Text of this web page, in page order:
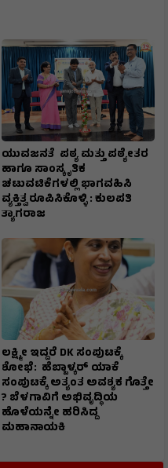
ಯುವಜನತೆ ಪಠ್ಯ ಮತ್ತು ಪಠ್ಯೇತರ
ಹಾಗೂ ಸಾಂಸ್ಕೃತಿಕ
ಚಟುವಟಿಕೆಗಳಲ್ಲಿ ಭಾಗವಹಿಸಿ
ವ್ಯಕ್ತಿತ್ವ ರೂಪಿಸಿಕೊಳ್ಳಿ : ಕುಲಪತಿ
ತ್ಯಾಗರಾಜ
ಲಕ್ಷ್ಮೀ ಇದ್ದರೆ DK ಸಂಪುಟಕ್ಕೆ
ಶೋಭೆ: ಹೆಬ್ಬಾಳ್ಕರ್ ಯಾಕೆ
ಸಂಪುಟಕ್ಕೆ ಅತ್ಯಂತ ಅವಶ್ಯಕ ಗೊತ್ತೇ
? ಬೆಳಗಾವಿಗೆ ಅಭಿವೃದ್ಧಿಯ
ಹೊಳೆಯನ್ನೇ ಹರಿಸಿದ್ದ
ಮಹಾನಾಯಕಿ